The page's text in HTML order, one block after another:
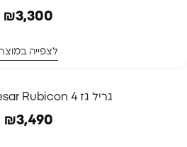
₪3,300
לצפייה במוצר
גריל גז Caesar Rubicon 4 רוביקון
₪3,490